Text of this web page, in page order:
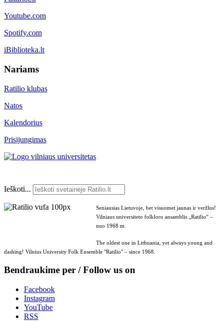
Youtube.com
Spotify.com
iBiblioteka.lt
Nariams
Ratilio klubas
Natos
Kalendorius
Prisijungimas
Ieškoti...
Seniausias Lietuvoje, bet visuomet jaunas ir veržlus!
Vilniaus universiteto folkloro ansamblis „Ratilio“ –
nuo 1968 m.
The oldest one in Lithuania, yet always young and
dashing! Vilnius University Folk Ensemble "Ratilio" – since 1968.
Bendraukime per / Follow us on
Facebook
Instagram
YouTube
RSS